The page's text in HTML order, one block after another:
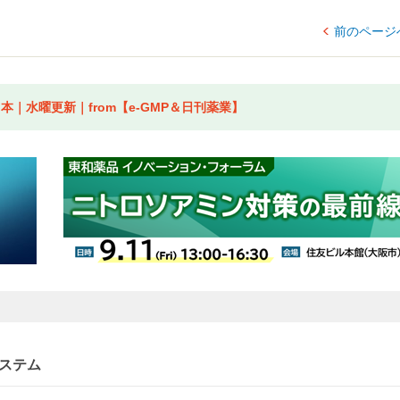
前のページ
｜水曜更新｜from【e-GMP＆日刊薬業】
テム